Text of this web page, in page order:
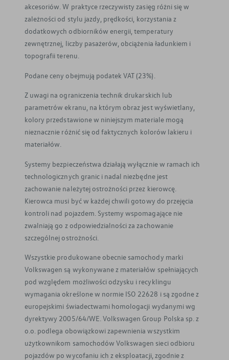
akcesoriów. W praktyce rzeczywisty zasięg różni się w
zależności od stylu jazdy, prędkości, korzystania z
dodatkowych odbiorników energii, temperatury
zewnętrznej, liczby pasażerów, obciążenia ładunkiem i
topografii terenu.
Podane ceny obejmują podatek VAT (23%).
Z uwagi na ograniczenia technik drukarskich lub
parametrów ekranu, na którym obraz jest wyświetlany,
kolory przedstawione w niniejszym materiale mogą
nieznacznie różnić się od faktycznych kolorów lakieru i
materiałów.
Systemy bezpieczeństwa działają wyłącznie w ramach ich
technologicznych granic i nadal niezbędne jest
zachowanie należytej ostrożności przez kierowcę.
Kierowca musi być w każdej chwili gotowy do przejęcia
kontroli nad pojazdem. Systemy wspomagające nie
zwalniają go z odpowiedzialności za zachowanie
szczególnej ostrożności.
Wszystkie produkowane obecnie samochody marki
Volkswagen są wykonywane z materiałów spełniających
pod względem możliwości odzysku i recyklingu
wymagania określone w normie ISO 22628 i są zgodne z
europejskimi świadectwami homologacji wydanymi wg
dyrektywy 2005/64/WE. Volkswagen Group Polska sp. z
o.o. podlega obowiązkowi zapewnienia wszystkim
użytkownikom samochodów Volkswagen sieci odbioru
pojazdów po wycofaniu ich z eksploatacji, zgodnie z